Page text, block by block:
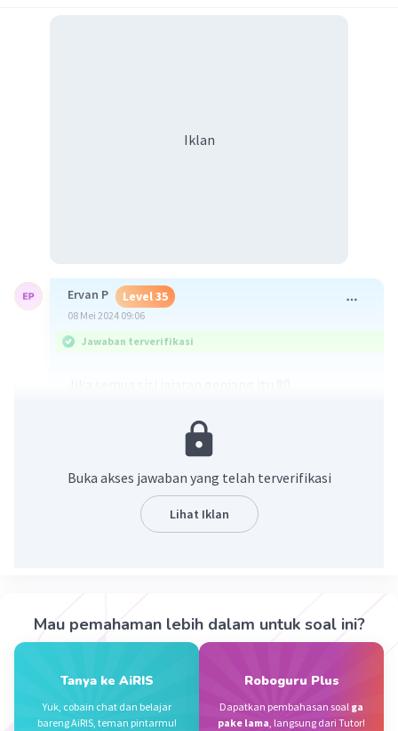
Iklan
Ervan P Level 35
08 Mei 2024 09:06
Jawaban terverifikasi
untuk satu kali keliling.
Jika keliling 3 kali maka: 3x320 = 960m.
5.0(1) Balas
07 Mei 2024 23:03
Beri Rating·0.0(0 Balas
Buka akses jawaban yang telah terverifikasi
Lihat Iklan
Mau pemahaman lebih dalam untuk soal ini?
Tanya ke AiRIS
Yuk, cobain chat dan belajar
bareng AiRIS, teman pintarmu!
Roboguru Plus
Dapatkan pembahasan soal ga
pake lama, langsung dari Tutor!